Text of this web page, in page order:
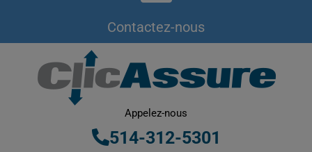
Contactez-nous
Appelez-nous
514-312-5301